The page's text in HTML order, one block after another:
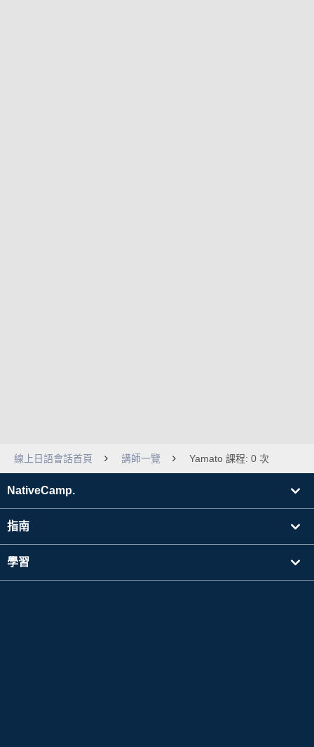
線上日語會話首頁 講師一覽 Yamato 課程: 0 次
NativeCamp.
指南
學習